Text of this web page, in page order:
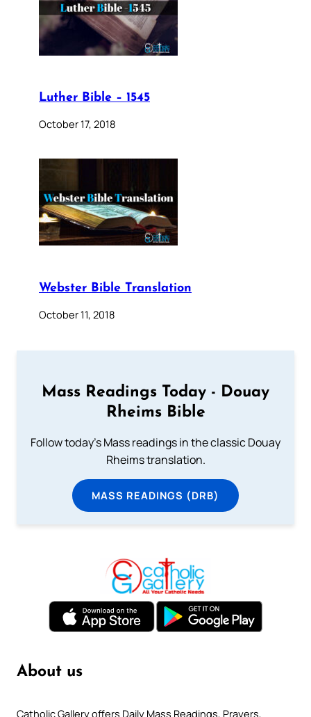
Luther Bible – 1545
October 17, 2018
Webster Bible Translation
October 11, 2018
Mass Readings Today - Douay
Rheims Bible
Follow today's Mass readings in the classic Douay
Rheims translation.
MASS READINGS (DRB)
About us
Catholic Gallery offers Daily Mass Readings, Prayers,